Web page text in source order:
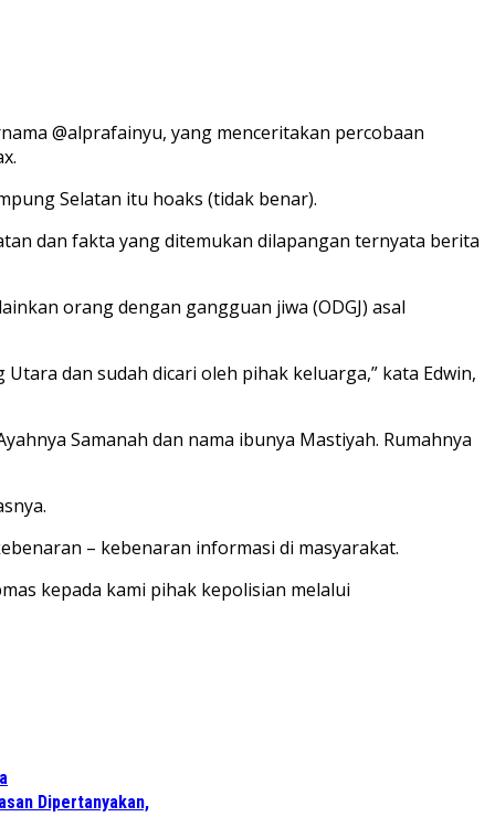
@alprafainyu, yang menceritakan percobaan
Selatan itu hoaks (tidak benar).
dan fakta yang ditemukan dilapangan ternyata berita
orang dengan gangguan jiwa (ODGJ) asal
dan sudah dicari oleh pihak keluarga,” kata Edwin,
Samanah dan nama ibunya Mastiyah. Rumahnya
– kebenaran informasi di masyarakat.
kepada kami pihak kepolisian melalui
Dipertanyakan,